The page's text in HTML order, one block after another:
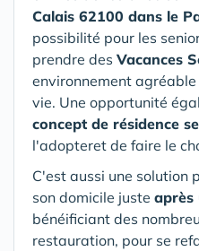
Calais 62100 dans le
possibilité pour les
prendre des Vacances
environnement
vie. Une opportunité
concept de résidence
l'adopteret de faire le
C'est aussi une solution
son domicile juste après
bénéificiant des
restauration, pour se